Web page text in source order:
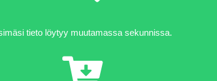
tieto löytyy muutamassa sekunnissa.